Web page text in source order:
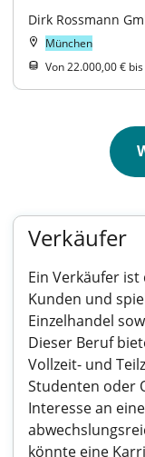
Dirk Rossmann
München
Von 22.000,00 €
Verkäufer
Ein Verkäufer
Kunden und
Einzelhandel
Dieser Beruf
Vollzeit- und
Studenten oder
Interesse an
könnte eine